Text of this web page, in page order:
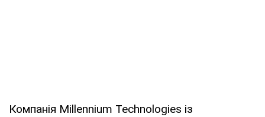
Компанія Millennium Technologies із